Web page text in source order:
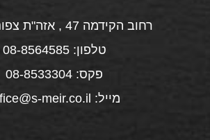
רחוב הקידמה 47 , אזה"ת צפוני אשדוד
טלפון: 08-8564585
פקס: 08-8533304
מייל: office@s-meir.co.il